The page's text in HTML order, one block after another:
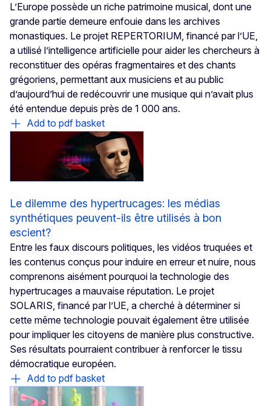
L’Europe possède un riche patrimoine musical, dont une
grande partie demeure enfouie dans les archives
monastiques. Le projet REPERTORIUM, financé par l’UE,
a utilisé l’intelligence artificielle pour aider les chercheurs à
reconstituer des opéras fragmentaires et des chants
grégoriens, permettant aux musiciens et au public
d’aujourd’hui de redécouvrir une musique qui n’avait plus
été entendue depuis près de 1 000 ans.
Add to pdf basket
Le dilemme des hypertrucages: les médias
synthétiques peuvent-ils être utilisés à bon
escient?
Entre les faux discours politiques, les vidéos truquées et
les contenus conçus pour induire en erreur et nuire, nous
comprenons aisément pourquoi la technologie des
hypertrucages a mauvaise réputation. Le projet
SOLARIS, financé par l’UE, a cherché à déterminer si
cette même technologie pouvait également être utilisée
pour impliquer les citoyens de manière plus constructive.
Ses résultats pourraient contribuer à renforcer le tissu
démocratique européen.
Add to pdf basket